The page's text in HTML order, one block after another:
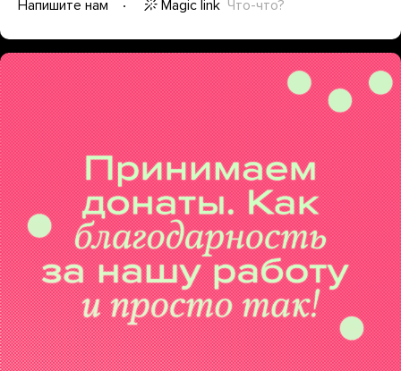
Напишите нам Magic link Что-что?